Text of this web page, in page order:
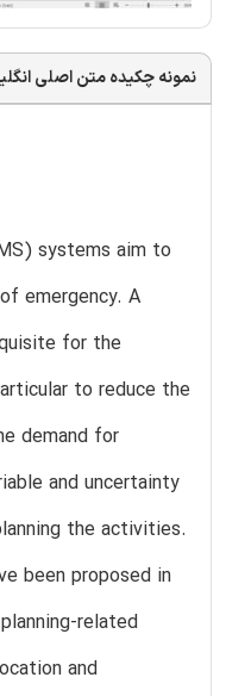
نمونه چکیده متن اصلی
systems aim to
emergency. A
for the
to reduce the
demand for
and uncertainty
the activities.
been proposed in
related
and